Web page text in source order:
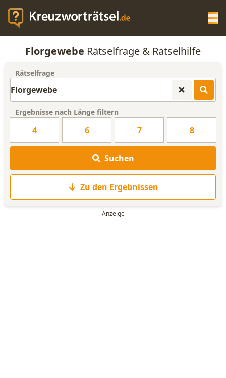
KREUZWORTRÄTSEL-HILFE
WORTLISTE
Florgewebe Rätselfrage & Rätselhilfe
Rätselfrage
Ergebnisse nach Länge filtern
4 6 7 8
Suchen
Zu den Ergebnissen